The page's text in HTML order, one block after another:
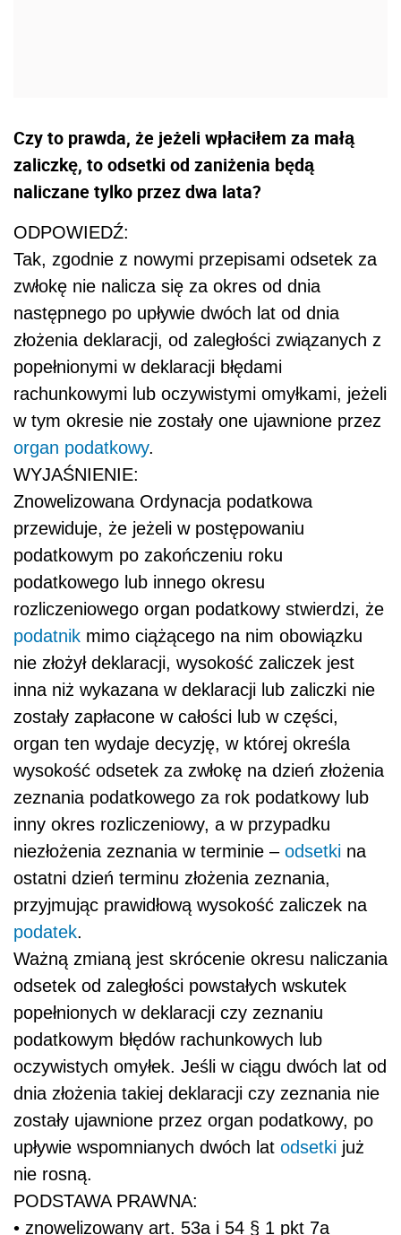
Czy to prawda, że jeżeli wpłaciłem za małą
zaliczkę, to odsetki od zaniżenia będą
naliczane tylko przez dwa lata?
ODPOWIEDŹ:
Tak, zgodnie z nowymi przepisami odsetek za
zwłokę nie nalicza się za okres od dnia
następnego po upływie dwóch lat od dnia
złożenia deklaracji, od zaległości związanych z
popełnionymi w deklaracji błędami
rachunkowymi lub oczywistymi omyłkami, jeżeli
w tym okresie nie zostały one ujawnione przez
organ podatkowy.
WYJAŚNIENIE:
Znowelizowana Ordynacja podatkowa
przewiduje, że jeżeli w postępowaniu
podatkowym po zakończeniu roku
podatkowego lub innego okresu
rozliczeniowego organ podatkowy stwierdzi, że
podatnik mimo ciążącego na nim obowiązku
nie złożył deklaracji, wysokość zaliczek jest
inna niż wykazana w deklaracji lub zaliczki nie
zostały zapłacone w całości lub w części,
organ ten wydaje decyzję, w której określa
wysokość odsetek za zwłokę na dzień złożenia
zeznania podatkowego za rok podatkowy lub
inny okres rozliczeniowy, a w przypadku
niezłożenia zeznania w terminie – odsetki na
ostatni dzień terminu złożenia zeznania,
przyjmując prawidłową wysokość zaliczek na
podatek.
Ważną zmianą jest skrócenie okresu naliczania
odsetek od zaległości powstałych wskutek
popełnionych w deklaracji czy zeznaniu
podatkowym błędów rachunkowych lub
oczywistych omyłek. Jeśli w ciągu dwóch lat od
dnia złożenia takiej deklaracji czy zeznania nie
zostały ujawnione przez organ podatkowy, po
upływie wspomnianych dwóch lat odsetki już
nie rosną.
PODSTAWA PRAWNA:
• znowelizowany art. 53a i 54 § 1 pkt 7a